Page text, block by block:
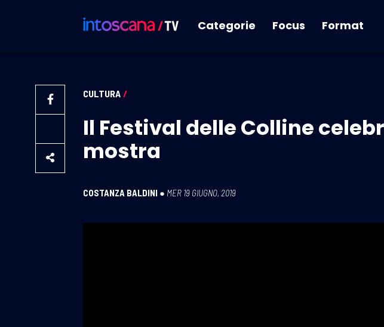
Categorie Focus Format
CULTURA /
Il Festival delle Colline
mostra
COSTANZA BALDINI ● MER 19 GIUGNO, 2019